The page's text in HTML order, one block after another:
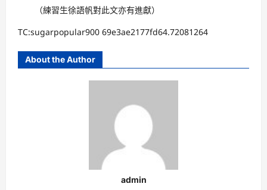
（練習生徐語帆對此文亦有進獻）
TC:sugarpopular900 69e3ae2177fd64.72081264
About the Author
admin